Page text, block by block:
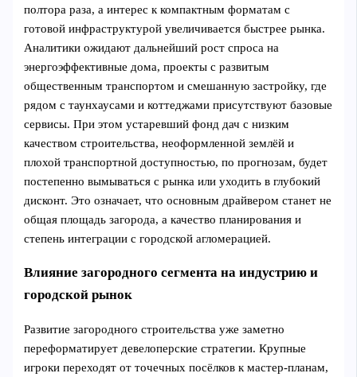
полтора раза, а интерес к компактным форматам с
готовой инфраструктурой увеличивается быстрее рынка.
Аналитики ожидают дальнейший рост спроса на
энергоэффективные дома, проекты с развитым
общественным транспортом и смешанную застройку, где
рядом с таунхаусами и коттеджами присутствуют базовые
сервисы. При этом устаревший фонд дач с низким
качеством строительства, неоформленной землёй и
плохой транспортной доступностью, по прогнозам, будет
постепенно вымываться с рынка или уходить в глубокий
дисконт. Это означает, что основным драйвером станет не
общая площадь загорода, а качество планирования и
степень интеграции с городской агломерацией.
Влияние загородного сегмента на индустрию и
городской рынок
Развитие загородного строительства уже заметно
переформатирует девелоперские стратегии. Крупные
игроки переходят от точечных посёлков к мастер‑планам,